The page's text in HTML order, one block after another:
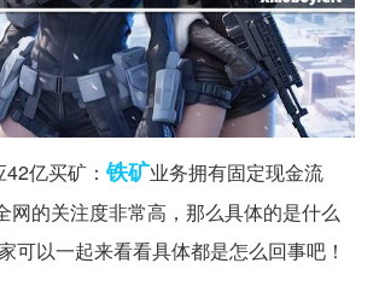
42亿买矿：铁矿业务拥有固定现金流
网的关注度非常高，那么具体的是什么
可以一起来看看具体都是怎么回事吧！